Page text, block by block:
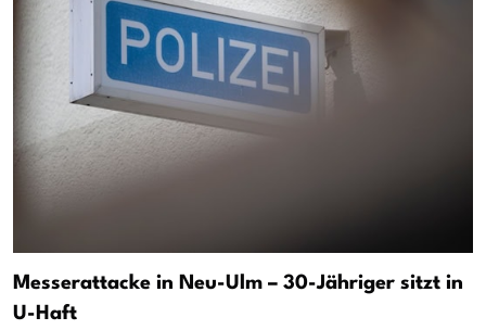
Messerattacke in Neu-Ulm – 30-Jähriger sitzt in
U-Haft